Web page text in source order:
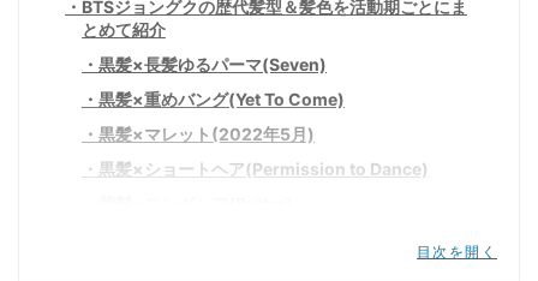
BTSジョングクの歴代髪型＆髪色を活動期ごとにま
とめて紹介
黒髪×長髪ゆるパーマ(Seven)
黒髪×重めバング(Yet To Come)
黒髪×マレット(2022年5月)
黒髪×ショートヘア(Permission to Dance)
目次を開く